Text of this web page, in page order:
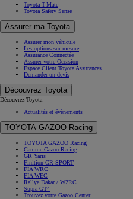
Toyota T-Mate
Toyota Safety Sense
Assurer ma Toyota
Assurer mon véhicule
Les options sur-mesure
Assurance Connectée
Assurer votre Occasion
Espace Client Toyota Assurances
Demander un devis
Découvrez Toyota
Découvrez Toyota
Actualités et évènements
TOYOTA GAZOO Racing
TOYOTA GAZOO Racing
Gamme Gazoo Racing
GR Yaris
Finition GR SPORT
FIA WRC
FIA WEC
Rallye Dakar / W2RC
Supra GT4
Trouvez votre Gazoo Center